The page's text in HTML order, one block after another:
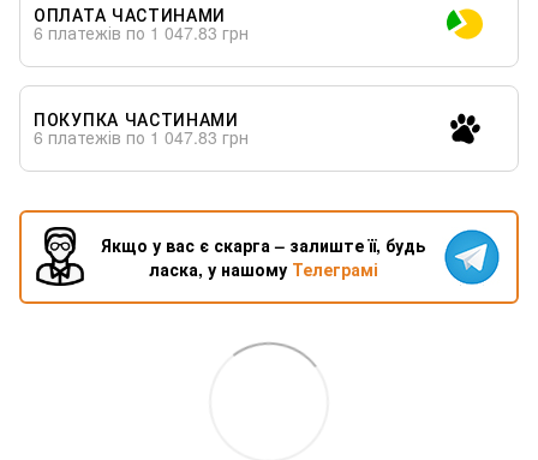
ОПЛАТА ЧАСТИНАМИ
6 платежів по 1 047.83 грн
ПОКУПКА ЧАСТИНАМИ
6 платежів по 1 047.83 грн
Якщо у вас є скарга – залиште її, будь
ласка, у нашому Телеграмі